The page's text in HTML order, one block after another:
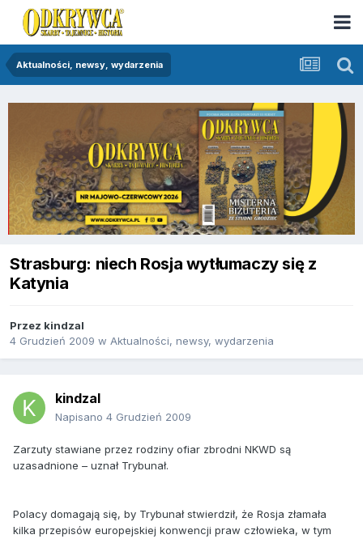
Aktualności, newsy, wydarzenia
Strasburg: niech Rosja wytłumaczy się z
Katynia
Przez kindzal
4 Grudzień 2009 w Aktualności, newsy, wydarzenia
kindzal
Napisano 4 Grudzień 2009
Zarzuty stawiane przez rodziny ofiar zbrodni NKWD są
uzasadnione – uznał Trybunał.
Polacy domagają się, by Trybunał stwierdził, że Rosja złamała
kilka przepisów europejskiej konwencji praw człowieka, w tym